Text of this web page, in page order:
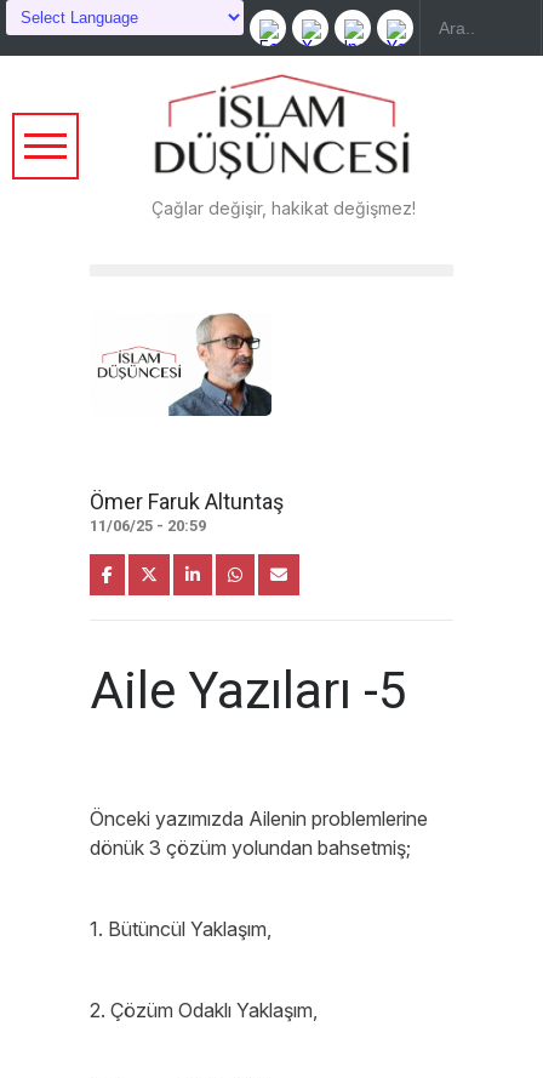
Çağlar değişir, hakikat değişmez!
Ömer Faruk Altuntaş
11/06/25 - 20:59
Aile Yazıları -5
Önceki yazımızda Ailenin problemlerine
dönük 3 çözüm yolundan bahsetmiş;
1. Bütüncül Yaklaşım,
2. Çözüm Odaklı Yaklaşım,